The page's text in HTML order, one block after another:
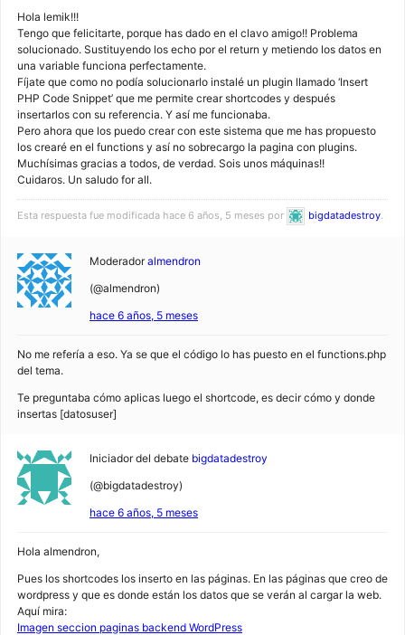
Hola lemik!!!
Tengo que felicitarte, porque has dado en el clavo amigo!! Problema
solucionado. Sustituyendo los echo por el return y metiendo los datos en
una variable funciona perfectamente.
Fíjate que como no podía solucionarlo instalé un plugin llamado ‘Insert
PHP Code Snippet’ que me permite crear shortcodes y después
insertarlos con su referencia. Y así me funcionaba.
Pero ahora que los puedo crear con este sistema que me has propuesto
los crearé en el functions y así no sobrecargo la pagina con plugins.
Muchísimas gracias a todos, de verdad. Sois unos máquinas!!
Cuidaros. Un saludo for all.
Esta respuesta fue modificada hace 6 años, 5 meses por bigdatadestroy.
Moderador almendron
(@almendron)
hace 6 años, 5 meses
No me refería a eso. Ya se que el código lo has puesto en el functions.php
del tema.
Te preguntaba cómo aplicas luego el shortcode, es decir cómo y donde
insertas [datosuser]
Iniciador del debate bigdatadestroy
(@bigdatadestroy)
hace 6 años, 5 meses
Hola almendron,
Pues los shortcodes los inserto en las páginas. En las páginas que creo de
wordpress y que es donde están los datos que se verán al cargar la web.
Aquí mira:
Imagen seccion paginas backend WordPress